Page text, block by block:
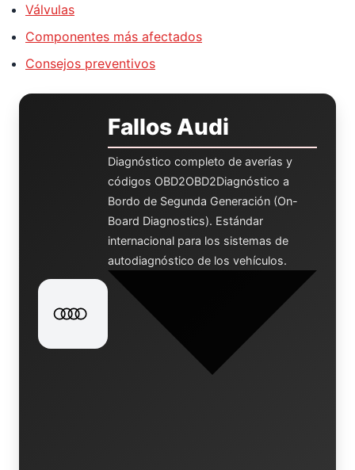
Válvulas
Componentes más afectados
Consejos preventivos
Fallos Audi
Diagnóstico completo de averías y
códigos OBD2OBD2Diagnóstico a
Bordo de Segunda Generación (On-
Board Diagnostics). Estándar
internacional para los sistemas de
autodiagnóstico de los vehículos.